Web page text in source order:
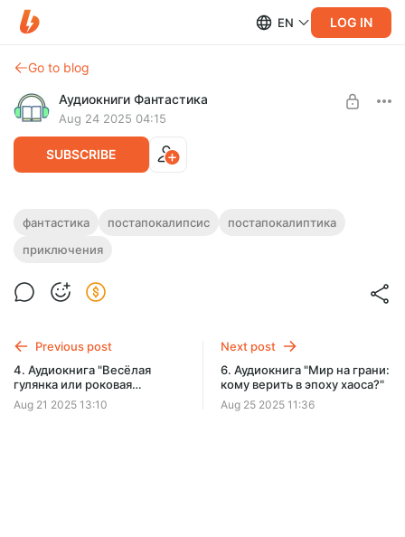
EN LOG IN
Go to blog
Аудиокниги Фантастика
Aug 24 2025 04:15
SUBSCRIBE
5. Аудиокнига "Выживший в
постапокалипсисе: сможет ли он
Полная версия.
Фантастика целиком,
без рекламы и ограничений!
фантастика постапокалипсис
постапокалиптика
приключения
Previous post
4. Аудиокнига "Весёлая
гулянка или роковая
ошибка?"
Aug 21 2025 13:10
Next post
6. Аудиокнига "Мир на грани:
кому верить в эпоху хаоса?"
Aug 25 2025 11:36